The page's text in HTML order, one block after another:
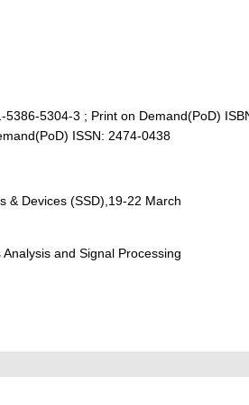
5304-3 ; Print on Demand(PoD)
ISSN: 2474-0438
& Devices (SSD),19-22 March
and Signal Processing